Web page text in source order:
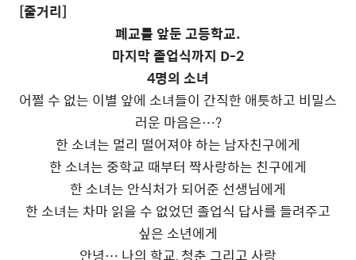
[줄거리]
폐교를 앞둔 고등학교.
마지막졸업식까지 D-2
4명의 소녀
어쩔 수 없는 이별 앞에 소녀들이 간직한 애틋하고 비밀스
러운 마음은…?
한 소녀는 멀리 떨어져야 하는 남자친구에게
한 소녀는 중학교 때부터 짝사랑하는 친구에게
한 소녀는 안식처가 되어준 선생님에게
한 소녀는 차마 읽을 수 없었던 졸업식 답사를 들려주고
싶은 소년에게
안녕… 나의 학교, 청춘 그리고 사랑